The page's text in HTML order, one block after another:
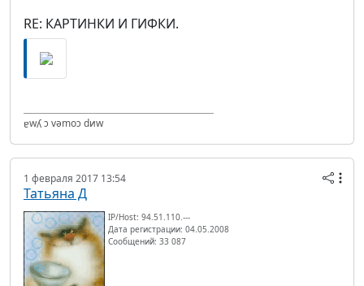
RE: КАРТИНКИ И ГИФКИ.
ɐwʎ ɔ vǝmоɔ dиw
1 февраля 2017 13:54
Татьяна Д
IP/Host: 94.51.110.---
Дата регистрации: 04.05.2008
Сообщений: 33 087